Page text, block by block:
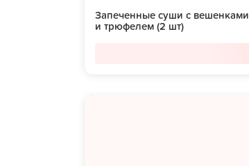
Запеченные суши с вешенками
и трюфелем (2 шт)